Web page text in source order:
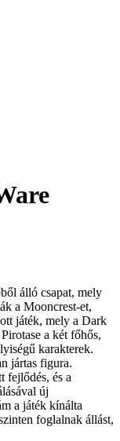
álló csapat, mely
a Mooncrest-et,
játék, mely a Dark
a két főhős,
karakterek.
jártas figura.
fejlődés, és a
új
a játék kínálta
foglalnak állást,